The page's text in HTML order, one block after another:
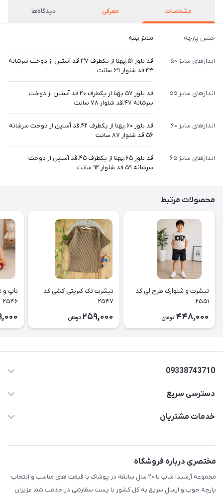
مشخصات معرفی دیدگاه‌ها
جنس پارچه ملانژ پنبه
اندازهای سایز ۵۰
قد بلوز ۵۱.پهنا از یکطرف ۳۷.قد آستین از دوخت سرشانه
۴۳.قد شلوار ۶۹ سانت
اندازهای سایز ۵۵
قد بلوز ۵۷.پهنا از یکطرف ۴۰.قد آستین از دوخت
سرشانه ۴۷.قد شلوار ۷۸ سانت
اندازهای سایز ۶۰
قد بلوز ۶۰.پهنا از یکطرف ۴۲.قد آستین از دوخت سرشانه
۵۶.قد شلوار ۸۷ سانت
اندازهای سایز ۶۵
قد بلوز ۶۵.پهنا از یکطرف ۴۵.قد آستین از دوخت
سرشانه ۵۹.قد شلوار ۹۲ سانت
محصولات مرتبط
تیشرت و شلوارک طرح لی کد
۲۵۵۱
448,000 تومان
تیشرت تک کبریتی کشی کد
۲۵۴۷
259,000 تومان
تاپ و
۲۵۴۶
09338743710
دسترسی سریع
حساب کاربری
لیست محصولات
درباره ما
تماس با ما
خدمات مشتریان
مختصری درباره فروشگاه
مجموعه آرشیدا شاپ با ۲۰ سال سابقه در پوشاک با قیمت های مناسب و انتخاب
پارچه خوب و ارسال سریع به کل کشور با پست سفارشی در خدمت شما عزیزان